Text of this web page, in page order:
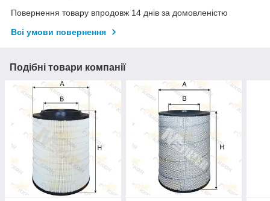
Повернення товару впродовж 14 днів за домовленістю
Всі умови повернення
Подібні товари компанії